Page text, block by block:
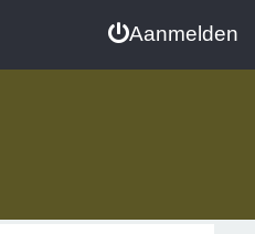
Aanmelden